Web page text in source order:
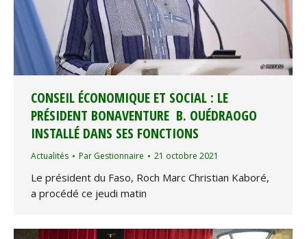
CONSEIL ÉCONOMIQUE ET SOCIAL : LE
PRÉSIDENT BONAVENTURE B. OUÉDRAOGO
INSTALLÉ DANS SES FONCTIONS
Actualités Par Gestionnaire 21 octobre 2021
Le président du Faso, Roch Marc Christian Kaboré,
a procédé ce jeudi matin